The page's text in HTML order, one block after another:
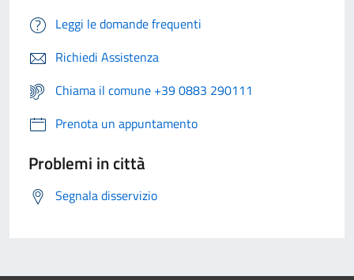
Leggi le domande frequenti
Richiedi Assistenza
Chiama il comune +39 0883 290111
Prenota un appuntamento
Problemi in città
Segnala disservizio